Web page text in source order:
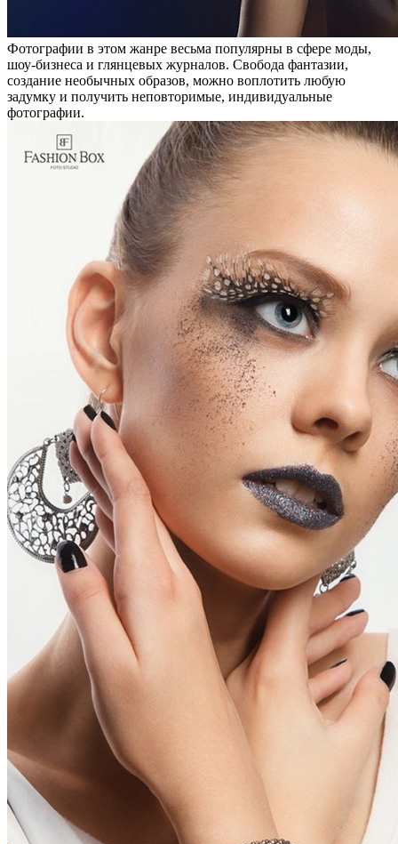
Фотографии в этом жанре весьма популярны в сфере моды,
шоу-бизнеса и глянцевых журналов. Свобода фантазии,
создание необычных образов, можно воплотить любую
задумку и получить неповторимые, индивидуальные
фотографии.